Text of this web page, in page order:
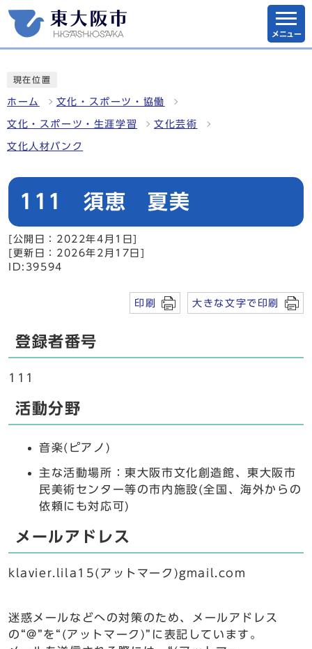
メニュー
現在位置
ホーム 文化・スポーツ・協働
文化・スポーツ・生涯学習 文化芸術
文化人材バンク
111 須恵 夏美
[公開日：2022年4月1日]
[更新日：2026年2月17日]
ID:39594
印刷 大きな文字で印刷
登録者番号
111
活動分野
音楽(ピアノ)
主な活動場所：東大阪市文化創造館、東大阪市
民美術センター等の市内施設(全国、海外からの
依頼にも対応可)
メールアドレス
klavier.lila15(アットマーク)gmail.com
迷惑メールなどへの対策のため、メールアドレス
の“@”を“(アットマーク)”に表記しています。